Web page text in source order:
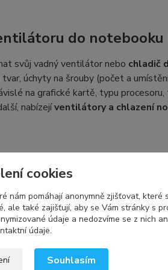
do notebooku
svůj vadný ventilátor nebo chladič
úchyty na šrouby (počet a
na grafické kartě, typu
nabízejíventilátory a chlazení
označení, což se nemusí shodovat s
druhů ventilátorů s tímto
nám poslat fotografii svého
typ z naší nabídky.
cookies
nám pomáhají anonymně zjišťovat, které
ale také zajišťují, aby se Vám stránky s
údaje a nedozvíme se z nich
údaje.
Souhlasím